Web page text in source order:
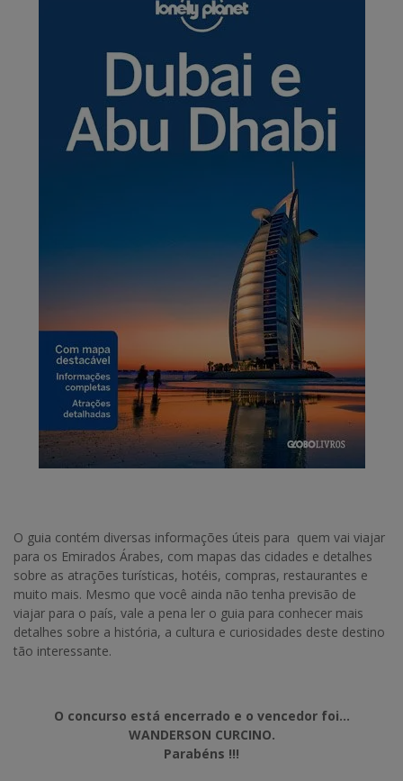
O guia contém diversas informações úteis para quem vai viajar
para os Emirados Árabes, com mapas das cidades e detalhes
sobre as atrações turísticas, hotéis, compras, restaurantes e
muito mais. Mesmo que você ainda não tenha previsão de
viajar para o país, vale a pena ler o guia para conhecer mais
detalhes sobre a história, a cultura e curiosidades deste destino
tão interessante.
O concurso está encerrado e o vencedor foi…
WANDERSON CURCINO.
Parabéns !!!